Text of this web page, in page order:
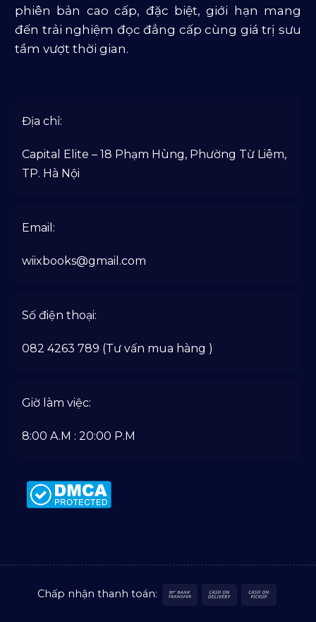
phiên bản cao cấp, đặc biệt, giới hạn mang
đến trải nghiệm đọc đẳng cấp cùng giá trị sưu
tầm vượt thời gian.
Địa chỉ:
Capital Elite – 18 Phạm Hùng, Phường Từ Liêm,
TP. Hà Nội
Email:
wiixbooks@gmail.com
Số điện thoại:
082 4263 789 (Tư vấn mua hàng )
Giờ làm việc:
8:00 A.M : 20:00 P.M
Chấp nhận thanh toán:
Bank
Cash